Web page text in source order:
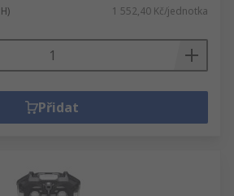
1 552,40 Kč/jednotka
Přidat